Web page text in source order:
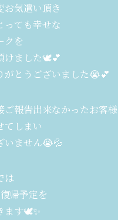
お気遣い頂き
っても幸せな
クを
けました🕊️💕
がとうございました😭💕
ご報告出来なかったお客様
てしまい
いません😭💦
は
帰予定を
ます🕊️✨